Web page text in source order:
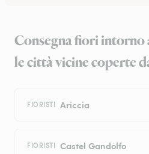
Consegna fiori intorno
le città vicine coperte
FIORISTI Ariccia
FIORISTI Castel Gandolfo